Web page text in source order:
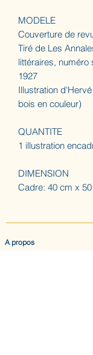
MODELE
Couverture de
Tiré de Les
littéraires,
1927
Illustration
bois en couleur)
QUANTITE
1 illustration
DIMENSION
Cadre: 40 cm x
A propos